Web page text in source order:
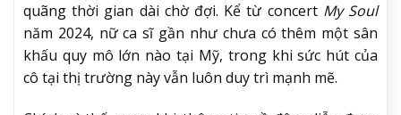
quãng thời gian dài chờ đợi. Kể từ concertMy Soul
năm 2024, nữ ca sĩ gần như chưa có thêm một sân
khấu quy mô lớn nào tại Mỹ, trong khi sức hút của
cô tại thị trường này vẫn luôn duy trì mạnh mẽ.